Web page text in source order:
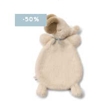
-50%